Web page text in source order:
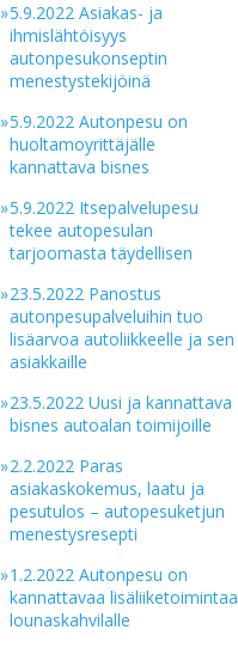
»5.9.2022 Asiakas- ja
ihmislähtöisyys
autonpesukonseptin
menestystekijöinä
»5.9.2022 Autonpesu on
huoltamoyrittäjälle
kannattava bisnes
»5.9.2022 Itsepalvelupesu
tekee autopesulan
tarjoomasta täydellisen
»23.5.2022 Panostus
autonpesupalveluihin tuo
lisäarvoa autoliikkeelle ja sen
asiakkaille
»23.5.2022 Uusi ja kannattava
bisnes autoalan toimijoille
»2.2.2022 Paras
asiakaskokemus, laatu ja
pesutulos – autopesuketjun
menestysresepti
»1.2.2022 Autonpesu on
kannattavaa lisäliiketoimintaa
lounaskahvilalle